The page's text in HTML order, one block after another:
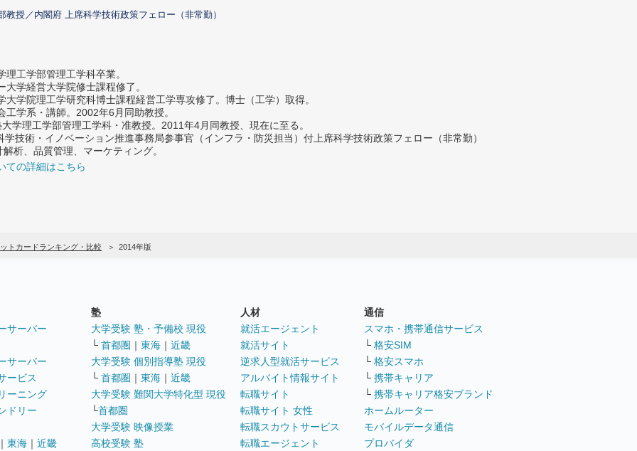
教授／内閣府 上席科学技術政策フェロー（非常勤）
工学部管理工学科卒業。
学経営大学院修士課程修了。
大学院理工学研究科博士課程経営工学専攻修了。博士（工学）取得。
工学系・講師。2002年6月同助教授。
学理工学部管理工学科・准教授。2011年4月同教授、現在に至る。
技術・イノベーション推進事務局参事官（インフラ・防災担当）付上席科学技術政策フェロー（非常勤）
析、品質管理、マーケティング。
の詳細はこちら
トカードランキング・比較 2014年版
サーバー
サーバー
ービス
ーニング
ドリー
東海 ｜ 近畿
塾
大学受験 塾・予備校 現役
└ 首都圏 ｜ 東海 ｜ 近畿
大学受験 個別指導塾 現役
└ 首都圏 ｜ 東海 ｜ 近畿
大学受験 難関大学特化型 現役
└首都圏
大学受験 映像授業
高校受験 塾
人材
就活エージェント
就活サイト
逆求人型就活サービス
アルバイト情報サイト
転職サイト
転職サイト 女性
転職スカウトサービス
転職エージェント
通信
スマホ・携帯通信サービス
└ 格安SIM
└ 格安スマホ
└ 携帯キャリア
└ 携帯キャリア格安ブランド
ホームルーター
モバイルデータ通信
プロバイダ